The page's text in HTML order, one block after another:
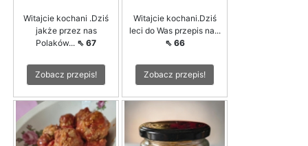
Witajcie kochani .Dziś
jakże przez nas
Polaków... ⇖ 67
Zobacz przepis!
Witajcie kochani.Dziś
leci do Was przepis na...
⇖ 66
Zobacz przepis!